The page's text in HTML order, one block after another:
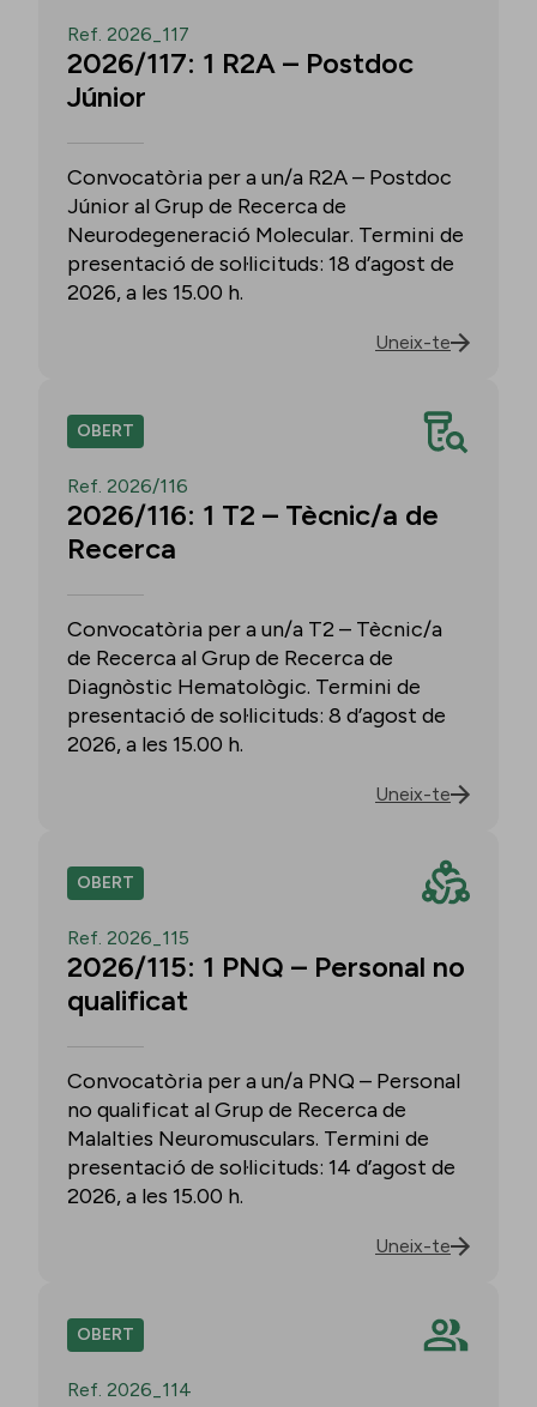
Ref. 2026_117
2026/117: 1 R2A – Postdoc
Júnior
Convocatòria per a un/a R2A – Postdoc
Júnior al Grup de Recerca de
Neurodegeneració Molecular. Termini de
presentació de sol·licituds: 18 d’agost de
2026, a les 15.00 h.
Uneix-te
OBERT
Ref. 2026/116
2026/116: 1 T2 – Tècnic/a de
Recerca
Convocatòria per a un/a T2 – Tècnic/a
de Recerca al Grup de Recerca de
Diagnòstic Hematològic. Termini de
presentació de sol·licituds: 8 d’agost de
2026, a les 15.00 h.
Uneix-te
OBERT
Ref. 2026_115
2026/115: 1 PNQ – Personal no
qualificat
Convocatòria per a un/a PNQ – Personal
no qualificat al Grup de Recerca de
Malalties Neuromusculars. Termini de
presentació de sol·licituds: 14 d’agost de
2026, a les 15.00 h.
Uneix-te
OBERT
Ref. 2026_114